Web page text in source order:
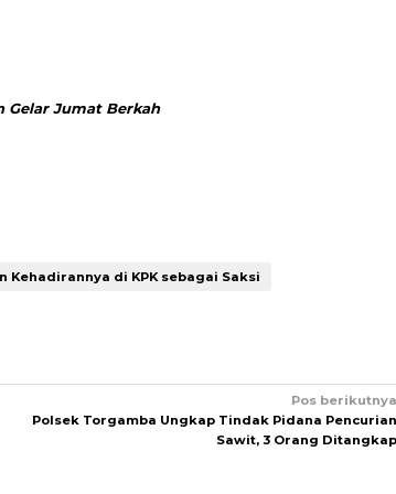
Gelar Jumat Berkah
di KPK sebagai Saksi
Pos berikutnya
Polsek Torgamba Ungkap Tindak Pidana Pencurian
Sawit, 3 Orang Ditangkap